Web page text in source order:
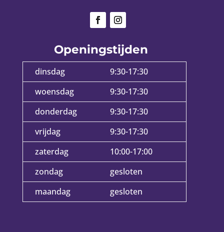
Openingstijden
dinsdag
9:30-17:30
woensdag
9:30-17:30
donderdag
9:30-17:30
vrijdag
9:30-17:30
zaterdag
10:00-17:00
zondag
gesloten
maandag
gesloten